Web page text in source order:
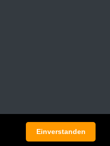
Einverstanden